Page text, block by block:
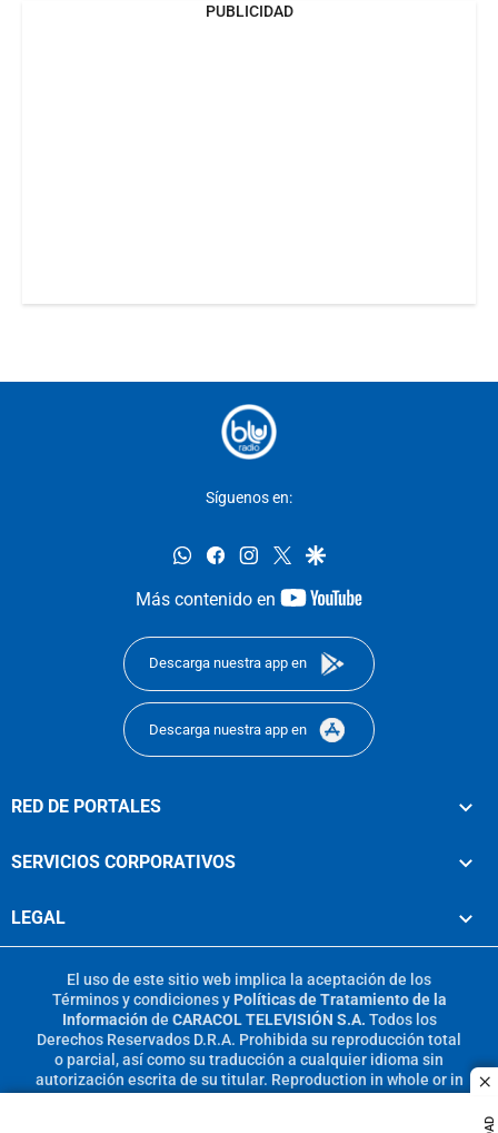
PUBLICIDAD
Síguenos en:
whatsappfacebookinstagram
twittergoogle
Más contenido en
youtube-
Descarga nuestra app en
Descarga nuestra app en
RED DE PORTALES
SERVICIOS CORPORATIVOS
LEGAL
El uso de este sitio web implica la aceptación de los
Términos y condicionesy Políticas de Tratamiento de la
Información de CARACOL TELEVISIÓN S.A. Todos los
Derechos Reservados D.R.A. Prohibida su reproducción total
o parcial, así como su traducción a cualquier idioma sin
autorización escrita de su titular. Reproduction in whole or in